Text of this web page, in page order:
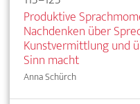
Produktive
Nachdenken über
Kunstvermittlung und
Sinn macht
Anna Schürch